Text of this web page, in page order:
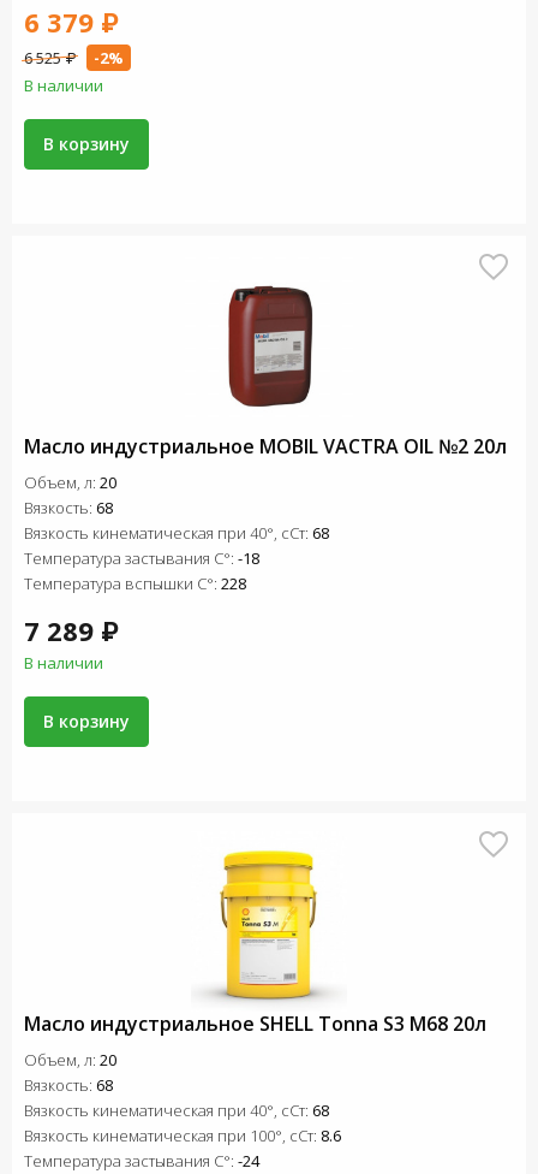
6 379 ₽
6 525 ₽
-2%
В наличии
В корзину
Масло индустриальное MOBIL VACTRA OIL №2 20л
Объем, л: 20
Вязкость: 68
Вязкость кинематическая при 40°, сСт: 68
Температура застывания C°: -18
Температура вспышки C°: 228
7 289 ₽
В наличии
В корзину
Масло индустриальное SHELL Tonna S3 M68 20л
Объем, л: 20
Вязкость: 68
Вязкость кинематическая при 40°, сСт: 68
Вязкость кинематическая при 100°, сСт: 8.6
Температура застывания C°: -24